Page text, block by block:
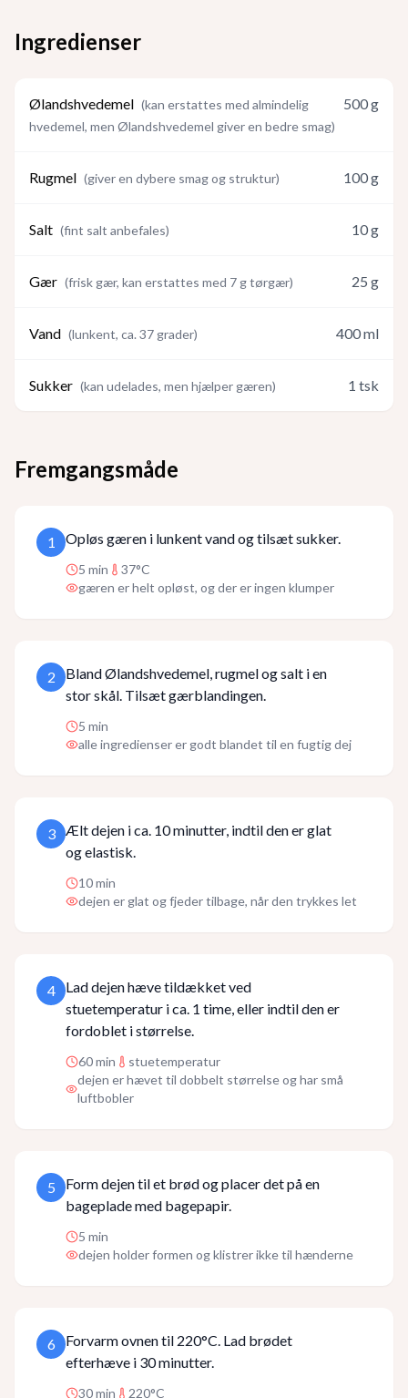
Ingredienser
Ølandshvedemel (kan erstattes med almindelig
hvedemel, men Ølandshvedemel giver en bedre smag)
500g
Rugmel (giver en dybere smag og struktur) 100g
Salt (fint salt anbefales) 10g
Gær (frisk gær, kan erstattes med 7 g tørgær) 25 g
Vand (lunkent, ca. 37 grader) 400ml
Sukker (kan udelades, men hjælper gæren) 1 tsk
Fremgangsmåde
1 Opløs gæren i lunkent vand og tilsæt sukker.
5 min
37°C
gæren er helt opløst, og der er ingen klumper
2
Bland Ølandshvedemel, rugmel og salt i en
stor skål. Tilsæt gærblandingen.
5 min
alle ingredienser er godt blandet til en fugtig dej
3
Ælt dejen i ca. 10 minutter, indtil den er glat
og elastisk.
10min
dejen er glat og fjeder tilbage, når den trykkes let
4
Lad dejen hæve tildækket ved
stuetemperatur i ca. 1 time, eller indtil den er
fordoblet i størrelse.
60min
stuetemperatur
dejen er hævet til dobbelt størrelse og har små
luftbobler
5
Form dejen til et brød og placer det på en
bageplade med bagepapir.
5 min
dejen holder formen og klistrer ikke til hænderne
6
Forvarm ovnen til 220°C. Lad brødet
efterhæve i 30 minutter.
30min 220°C